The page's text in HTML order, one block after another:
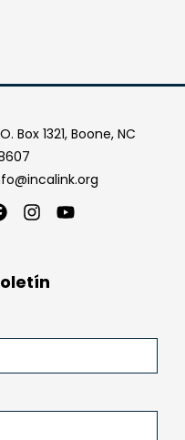
Box 1321, Boone, NC
Instagram
Youtube